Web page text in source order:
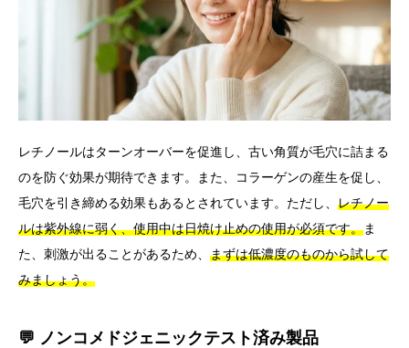
レチノールはターンオーバーを促進し、古い角質が毛穴に詰まる
のを防ぐ効果が期待できます。また、コラーゲンの産生を促し、
毛穴を引き締める効果もあるとされています。ただし、 レチノー
ルは紫外線に弱く、使用中は日焼け止めの使用が必須です。ま
た、刺激が出ることがあるため、 まずは低濃度のものから試して
みましょう。
💬 ノンコメドジェニックテスト済み製品